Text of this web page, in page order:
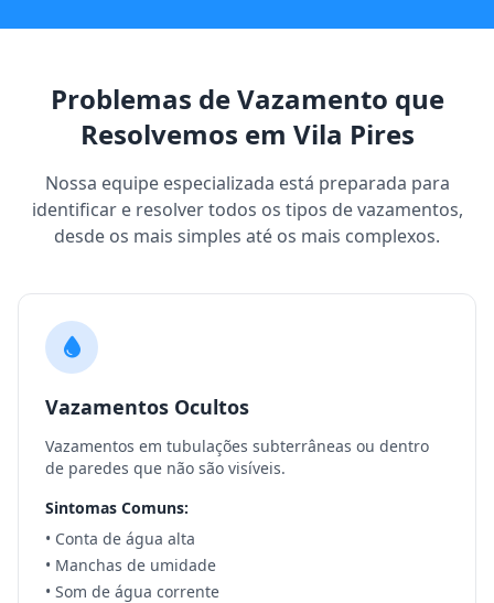
Problemas de Vazamento que
Resolvemos em Vila Pires
Nossa equipe especializada está preparada para
identificar e resolver todos os tipos de vazamentos,
desde os mais simples até os mais complexos.
Vazamentos Ocultos
Vazamentos em tubulações subterrâneas ou dentro
de paredes que não são visíveis.
Sintomas Comuns:
• Conta de água alta
• Manchas de umidade
• Som de água corrente